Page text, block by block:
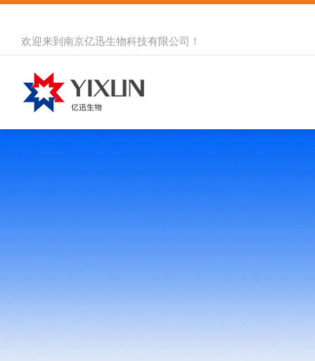
欢迎来到 南京亿迅生物科技有限公司 ！